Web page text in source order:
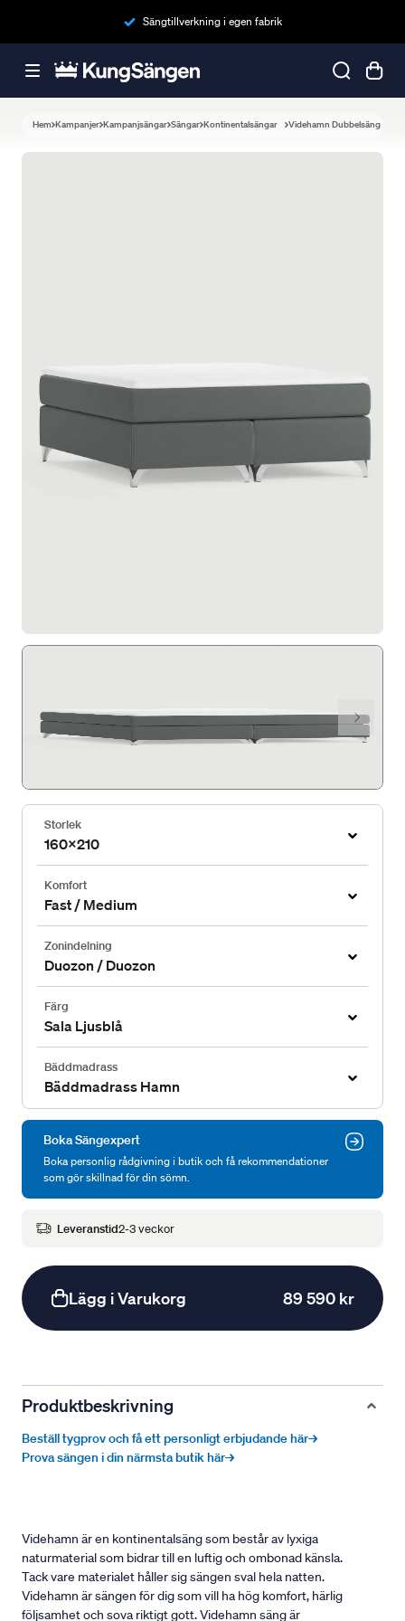
Sängtillverkning i egen fabrik
Hem Kampanjer Kampanjsängar Sängar Kontinentalsängar Videhamn Dubbelsäng
Storlek
160x210
Komfort
Fast / Medium
Zonindelning
Duozon / Duozon
Färg
Sala Ljusblå
Bäddmadrass
Bäddmadrass Hamn
Boka Sängexpert
Boka personlig rådgivning i butik och få rekommendationer
som gör skillnad för din sömn.
Leveranstid2-3 veckor
Lägg i Varukorg 89 590 kr
Produktbeskrivning
Beställ tygprov och få ett personligt erbjudande här→
Prova sängen i din närmsta butik här→
Videhamn är en kontinentalsäng som består av lyxiga
naturmaterial som bidrar till en luftig och ombonad känsla.
Tack vare materialet håller sig sängen sval hela natten.
Videhamn är sängen för dig som vill ha hög komfort, härlig
följsamhet och sova riktigt gott. Videhamn säng är